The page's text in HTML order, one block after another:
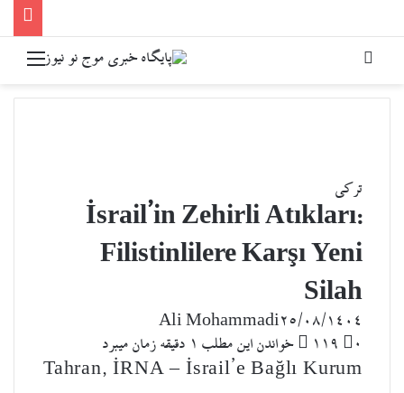
ترکی
İsrail’in Zehirli Atıkları:
Filistinlilere Karşı Yeni
Silah
Ali Mohammadi۲۵/۰۸/۱۴۰۴
۰
خواندن این مطلب 1 دقیقه زمان میبرد
Tahran, İRNA – İsrail’e Bağlı Kurum